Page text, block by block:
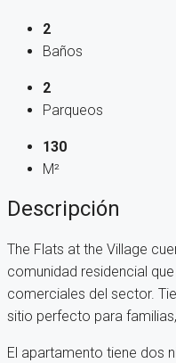
2
Baños
2
Parqueos
130
M²
Descripción
The Flats at the Village
comunidad residencial
comerciales del sector.
sitio perfecto para
El apartamento tiene dos